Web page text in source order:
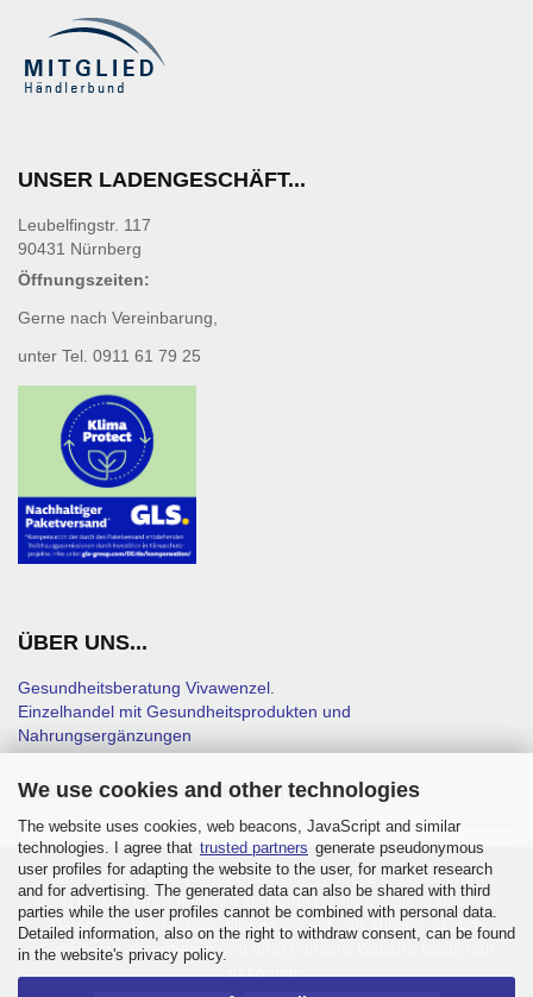
We use cookies and other technologies
The website uses cookies, web beacons, JavaScript and similar
technologies. I agree that trusted partners generate pseudonymous
user profiles for adapting the website to the user, for market research
and for advertising. The generated data can also be shared with third
parties while the user profiles cannot be combined with personal data.
Detailed information, also on the right to withdraw consent, can be found
in the website's privacy policy.
UNSER LADENGESCHÄFT...
Leubelfingstr. 117
90431 Nürnberg
Öffnungszeiten:
Gerne nach Vereinbarung,
unter Tel. 0911 61 79 25
ÜBER UNS...
Gesundheitsberatung Vivawenzel.
Einzelhandel mit Gesundheitsprodukten und
Nahrungsergänzungen
NEWSLETTER-ANMELDUNG
Diese Website verwendet Cookies – nähere Informationen
dazu und zu Ihren Rechten als Benutzer finden Sie in unserer
Datenschutzerklärung. Klicken Sie auf „Ich stimme zu“, um
Cookies zu akzeptieren und direkt unsere Website besuchen